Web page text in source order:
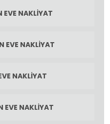
EVE NAKLIYAT
EVE NAKLIYAT
NAKLIYAT
EVE NAKLIYAT